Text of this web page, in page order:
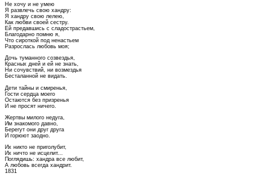
Не хочу и не умею
Я развлечь свою хандру:
Я хандру свою лелею,
Как любви своей сестру.
Ей предавшись с сладострастьем,
Благодарно помню я,
Что сироткой под ненастьем
Разрослась любовь моя;
Дочь туманного созвездья,
Красных дней и ей не знать,
Ни сочувствий, ни возмездья
Бесталанной не видать.
Дети тайны и смиренья,
Гости сердца моего
Остаются без призренья
И не просят ничего.
Жертвы милого недуга,
Им знакомого давно,
Берегут они друг друга
И горюют заодно.
Их никто не приголубит,
Их ничто не исцелит...
Поглядишь: хандра все любит,
А любовь всегда хандрит.
1831